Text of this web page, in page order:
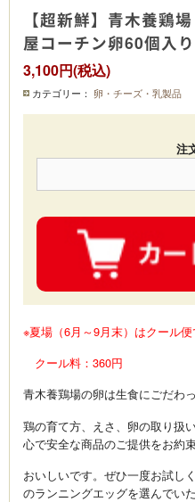
【超新鮮】青木養鶏
屋コーチン卵60個入
3,100円(税込)
カテゴリー： 卵・チーズ・乳製品
注
※夏場（6月～9月末）はクール便
クール料：360円
青木養鶏場の卵は生食にごだわ
鶏の育て方、えさ、卵の取り扱
心で安全な商品のご提供をお約
おいしいです。ぜひ一度お試し
のランニングエッグを選んでい